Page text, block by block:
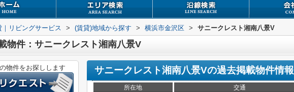
リビングサービス > (賃貸)地域から探す > 横浜市金沢区 > サニークレスト湘南八景V
物件：サニークレスト湘南八景V
サニークレスト湘南八景Vの過去掲載物件情報
所在地 交通
物件をお探しします